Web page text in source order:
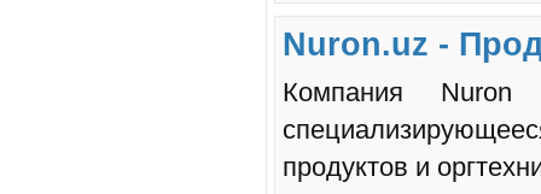
Nuron.uz -
Компания Nuron
продуктов и